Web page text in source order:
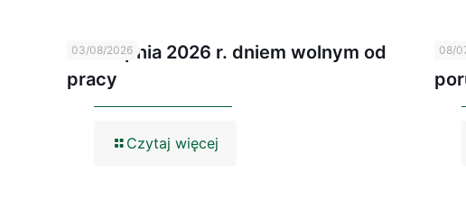
03/08/2026
14 sierpnia 2026 r. dniem wolnym od
pracy
Czytaj więcej
08/